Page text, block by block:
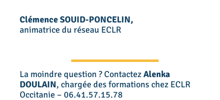
Clémence SOUID-PONCELIN,
animatrice du réseau ECLR
La moindre question ? ContactezAlenka
DOULAIN, chargée des formations chez ECLR
Occitanie – 06.41.57.15.78